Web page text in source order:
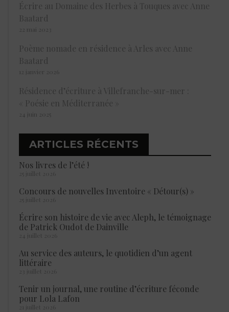
Écrire au Domaine des Herbes à Touques avec Anne
Baatard
22 mai 2023
Poème nomade en résidence à Arles avec Anne
Baatard
12 janvier 2026
Résidence d’écriture à Villefranche-sur-mer :
« Poésie en Méditerranée »
24 juin 2025
ARTICLES RÉCENTS
Nos livres de l’été !
25 juillet 2026
Concours de nouvelles Inventoire « Détour(s) »
25 juillet 2026
Écrire son histoire de vie avec Aleph, le témoignage
de Patrick Oudot de Dainville
24 juillet 2026
Au service des auteurs, le quotidien d’un agent
littéraire
23 juillet 2026
Tenir un journal, une routine d’écriture féconde
pour Lola Lafon
21 juillet 2026